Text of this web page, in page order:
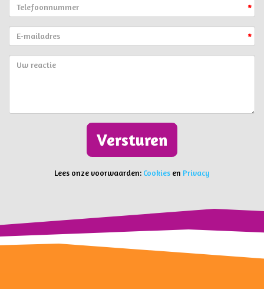
*
*
Versturen
Lees onze voorwaarden: Cookies en Privacy